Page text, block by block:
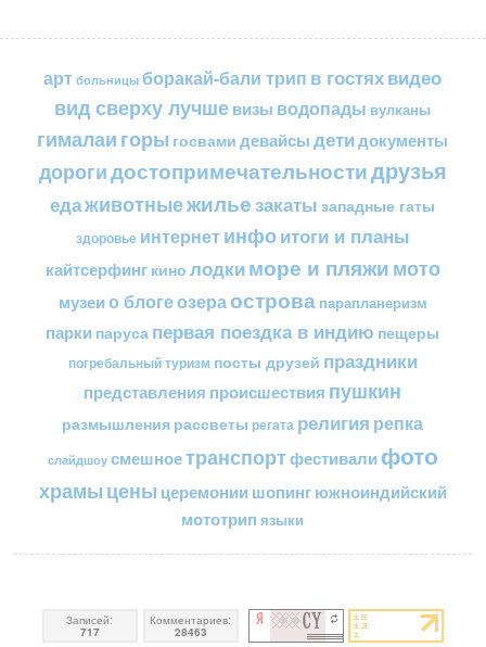
арт больницы боракай-бали трип в гостяхвидео
вид сверху лучшевизы водопады вулканы
гималаи горы госвами девайсы детидокументы
дорогидостопримечательностидрузья
едаживотныежильезакаты западные гаты
здоровье интернетинфоитоги и планы
кайтсерфинг кино лодкиморе и пляжимото
музеи о блогеозераострова парапланеризм
парки паруса первая поездка в индию пещеры
погребальный туризм посты друзей праздники
представления происшествия пушкин
размышления рассветы регата религия репка
слайдшоу смешноетранспортфестивали фото
храмы цены церемонии шопингюжноиндийский
мототрип языки
Записей:
717
Комментариев:
28463